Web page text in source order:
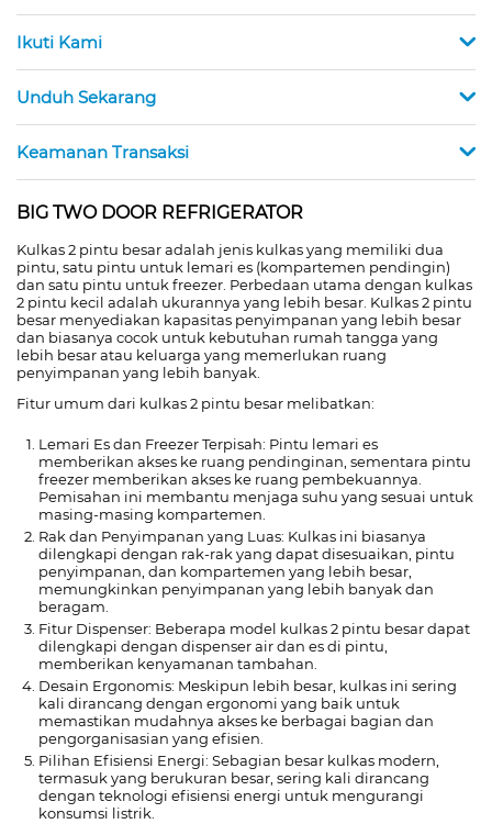
Ikuti Kami
Unduh Sekarang
Keamanan Transaksi
BIG TWO DOOR REFRIGERATOR
Kulkas 2 pintu besar adalah jenis kulkas yang memiliki dua
pintu, satu pintu untuk lemari es (kompartemen pendingin)
dan satu pintu untuk freezer. Perbedaan utama dengan kulkas
2 pintu kecil adalah ukurannya yang lebih besar. Kulkas 2 pintu
besar menyediakan kapasitas penyimpanan yang lebih besar
dan biasanya cocok untuk kebutuhan rumah tangga yang
lebih besar atau keluarga yang memerlukan ruang
penyimpanan yang lebih banyak.
Fitur umum dari kulkas 2 pintu besar melibatkan:
Lemari Es dan Freezer Terpisah: Pintu lemari es
memberikan akses ke ruang pendinginan, sementara pintu
freezer memberikan akses ke ruang pembekuannya.
Pemisahan ini membantu menjaga suhu yang sesuai untuk
masing-masing kompartemen.
Rak dan Penyimpanan yang Luas: Kulkas ini biasanya
dilengkapi dengan rak-rak yang dapat disesuaikan, pintu
penyimpanan, dan kompartemen yang lebih besar,
memungkinkan penyimpanan yang lebih banyak dan
beragam.
Fitur Dispenser: Beberapa model kulkas 2 pintu besar dapat
dilengkapi dengan dispenser air dan es di pintu,
memberikan kenyamanan tambahan.
Desain Ergonomis: Meskipun lebih besar, kulkas ini sering
kali dirancang dengan ergonomi yang baik untuk
memastikan mudahnya akses ke berbagai bagian dan
pengorganisasian yang efisien.
Pilihan Efisiensi Energi: Sebagian besar kulkas modern,
termasuk yang berukuran besar, sering kali dirancang
dengan teknologi efisiensi energi untuk mengurangi
konsumsi listrik.